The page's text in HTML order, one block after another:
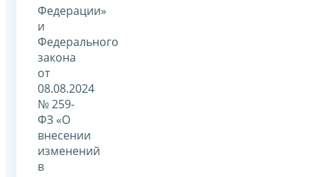
Федерации»
и
Федерального
закона
от
08.08.2024
№ 259-
ФЗ «О
внесении
изменений
в